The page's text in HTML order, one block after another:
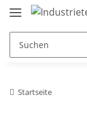
Startseite